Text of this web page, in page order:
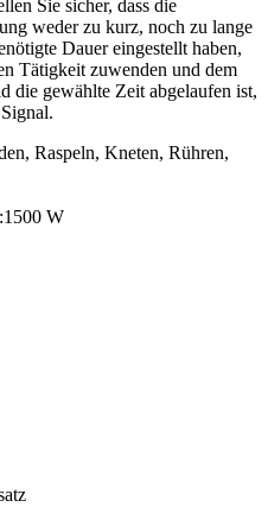
Sie sicher, dass die
weder zu kurz, noch zu lange
Dauer eingestellt haben,
Tätigkeit zuwenden und dem
die gewählte Zeit abgelaufen ist,
Raspeln, Kneten, Rühren,
W